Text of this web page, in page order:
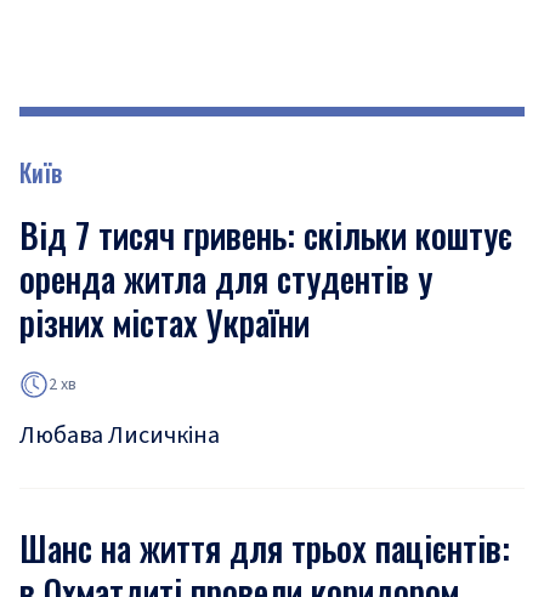
Київ
Від 7 тисяч гривень: скільки коштує
оренда житла для студентів у
різних містах України
2 хв
Любава Лисичкіна
Шанс на життя для трьох пацієнтів: